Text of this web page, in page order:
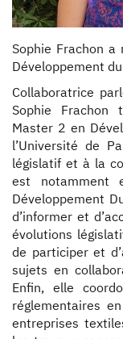
Sophie Frachon a
Développement
Collaboratrice
Sophie Frachon
Master 2 en
l’Université de
législatif et à la
est notamment
Développement
d’informer et
évolutions
de participer et
sujets en
Enfin, elle
réglementaires
entreprises